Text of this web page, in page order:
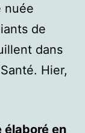
nuée
de
dans
Hier,
élaboré en